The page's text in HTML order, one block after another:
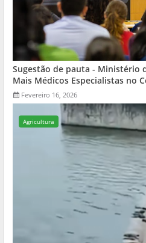
Sugestão de pauta - Ministério
Mais Médicos Especialistas no
Fevereiro 16, 2026
Agricultura